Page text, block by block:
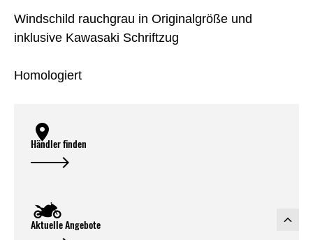
Windschild rauchgrau in Originalgröße und
inklusive Kawasaki Schriftzug
Homologiert
Händler finden
Aktuelle Angebote